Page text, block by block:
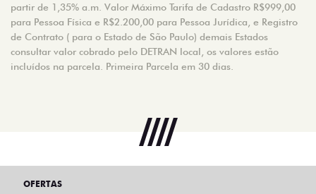
partir de 1,35% a.m. Valor Máximo Tarifa de Cadastro R$999,00
para Pessoa Física e R$2.200,00 para Pessoa Jurídica, e Registro
de Contrato ( para o Estado de São Paulo) demais Estados
consultar valor cobrado pelo DETRAN local, os valores estão
incluídos na parcela. Primeira Parcela em 30 dias.
OFERTAS